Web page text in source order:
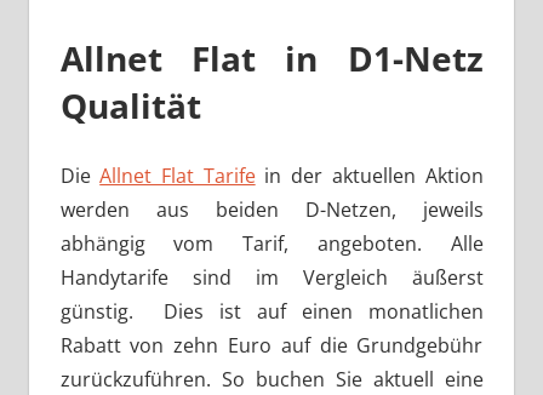
Allnet Flat in D1-Netz
Qualität
DieAllnet Flat Tarifein der aktuellen Aktion
werden aus beiden D-Netzen, jeweils
abhängig vom Tarif, angeboten. Alle
Handytarife sind im Vergleich äußerst
günstig. Dies ist auf einen monatlichen
Rabatt von zehn Euro auf die Grundgebühr
zurückzuführen. So buchen Sie aktuell eine